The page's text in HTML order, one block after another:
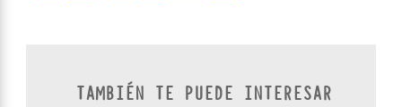
TAMBIÉN TE PUEDE INTERESAR